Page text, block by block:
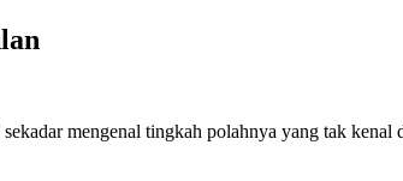
mengenal tingkah polahnya yang tak